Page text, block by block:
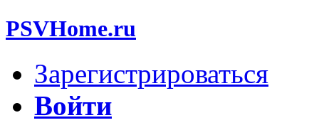
PSVHome.ru
Зарегистрироваться
Войти